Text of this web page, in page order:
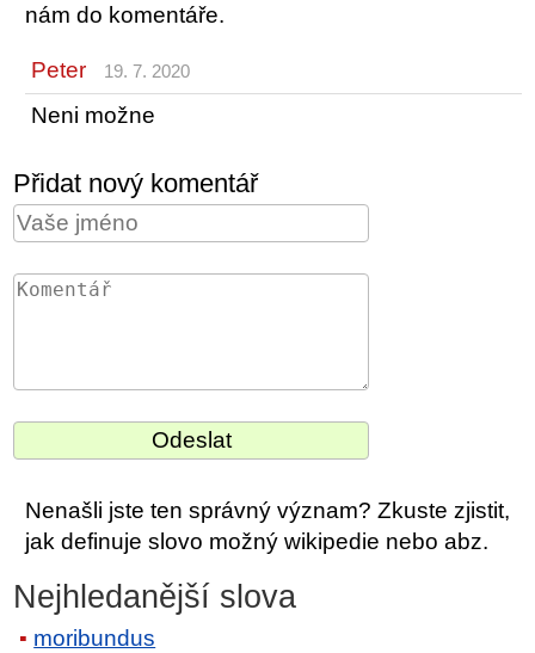
nám do komentáře.
Peter 19. 7. 2020
Neni možne
Přidat nový komentář
Nenašli jste ten správný význam? Zkuste zjistit,
jak definuje slovo možný wikipedie nebo abz.
Nejhledanější slova
moribundus